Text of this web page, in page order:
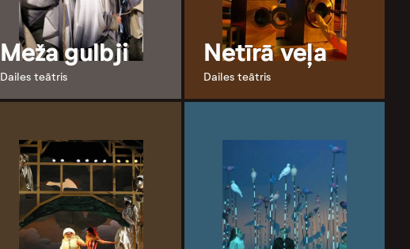
Meža gulbji
Dailes teātris
Netīrā veļa
Dailes teātris